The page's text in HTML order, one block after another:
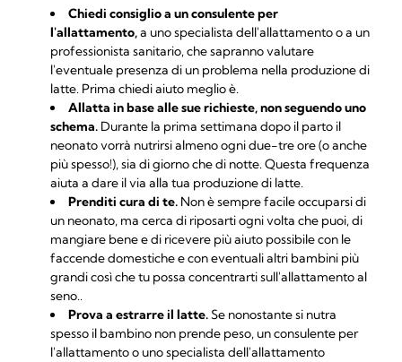
Chiedi consiglio a un consulente per
l'allattamento,a uno specialista dell'allattamento o a un
professionista sanitario, che sapranno valutare
l'eventuale presenza di un problema nella produzione di
latte. Prima chiedi aiuto meglio è.
Allatta in base alle sue richieste, non seguendo uno
schema. Durante la prima settimana dopo il parto il
neonato vorrà nutrirsi almeno ogni due-tre ore (o anche
più spesso!), sia di giorno che di notte. Questa frequenza
aiuta a dare il via alla tua produzione di latte.
Prenditi cura di te. Non è sempre facile occuparsi di
un neonato, ma cerca di riposarti ogni volta che puoi, di
mangiare bene e di ricevere più aiuto possibile con le
faccende domestiche e con eventuali altri bambini più
grandi così che tu possa concentrarti sull'allattamento al
seno..
Prova a estrarre il latte.Se nonostante si nutra
spesso il bambino non prende peso, un consulente per
l'allattamento o uno specialista dell'allattamento